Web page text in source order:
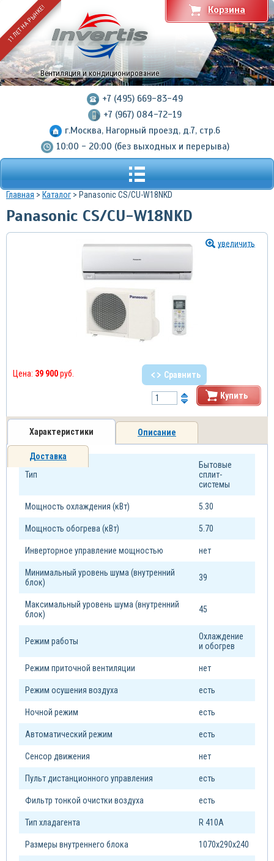
11 ЛЕТ НА РЫНКЕ!
Вентиляция и кондиционирование
+7 (495) 669-83-49
+7 (967) 084-72-19
г.Москва, Нагорный проезд, д.7, стр.6
10:00 - 20:00 (без выходных и перерыва)
Корзина
Главная > Каталог > Panasonic CS/CU-W18NKD
Panasonic CS/CU-W18NKD
увеличить
Цена: 39 900руб. Сравнить
Купить
Характеристики Описание
Доставка
Тип
Бытовые
сплит-
системы
Мощность охлаждения (кВт) 5.30
Мощность обогрева (кВт) 5.70
Инверторное управление мощностью нет
Минимальный уровень шума (внутренний
блок)
39
Максимальный уровень шума (внутренний
блок)
45
Режим работы
Охлаждение
и обогрев
Режим приточной вентиляции нет
Режим осушения воздуха есть
Ночной режим есть
Автоматический режим есть
Сенсор движения нет
Пульт дистанционного управления есть
Фильтр тонкой очистки воздуха есть
Тип xладагента R 410A
Размеры внутреннего блока 1070х290х240